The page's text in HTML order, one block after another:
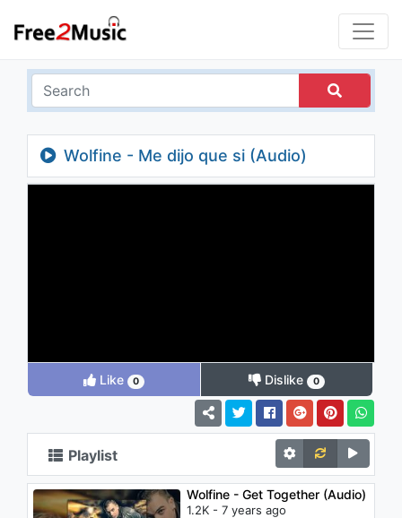
Wolfine - Me dijo que si (Audio)
Like 0 Dislike 0
Playlist
Wolfine - Get Together (Audio)
1.2K - 7 years ago